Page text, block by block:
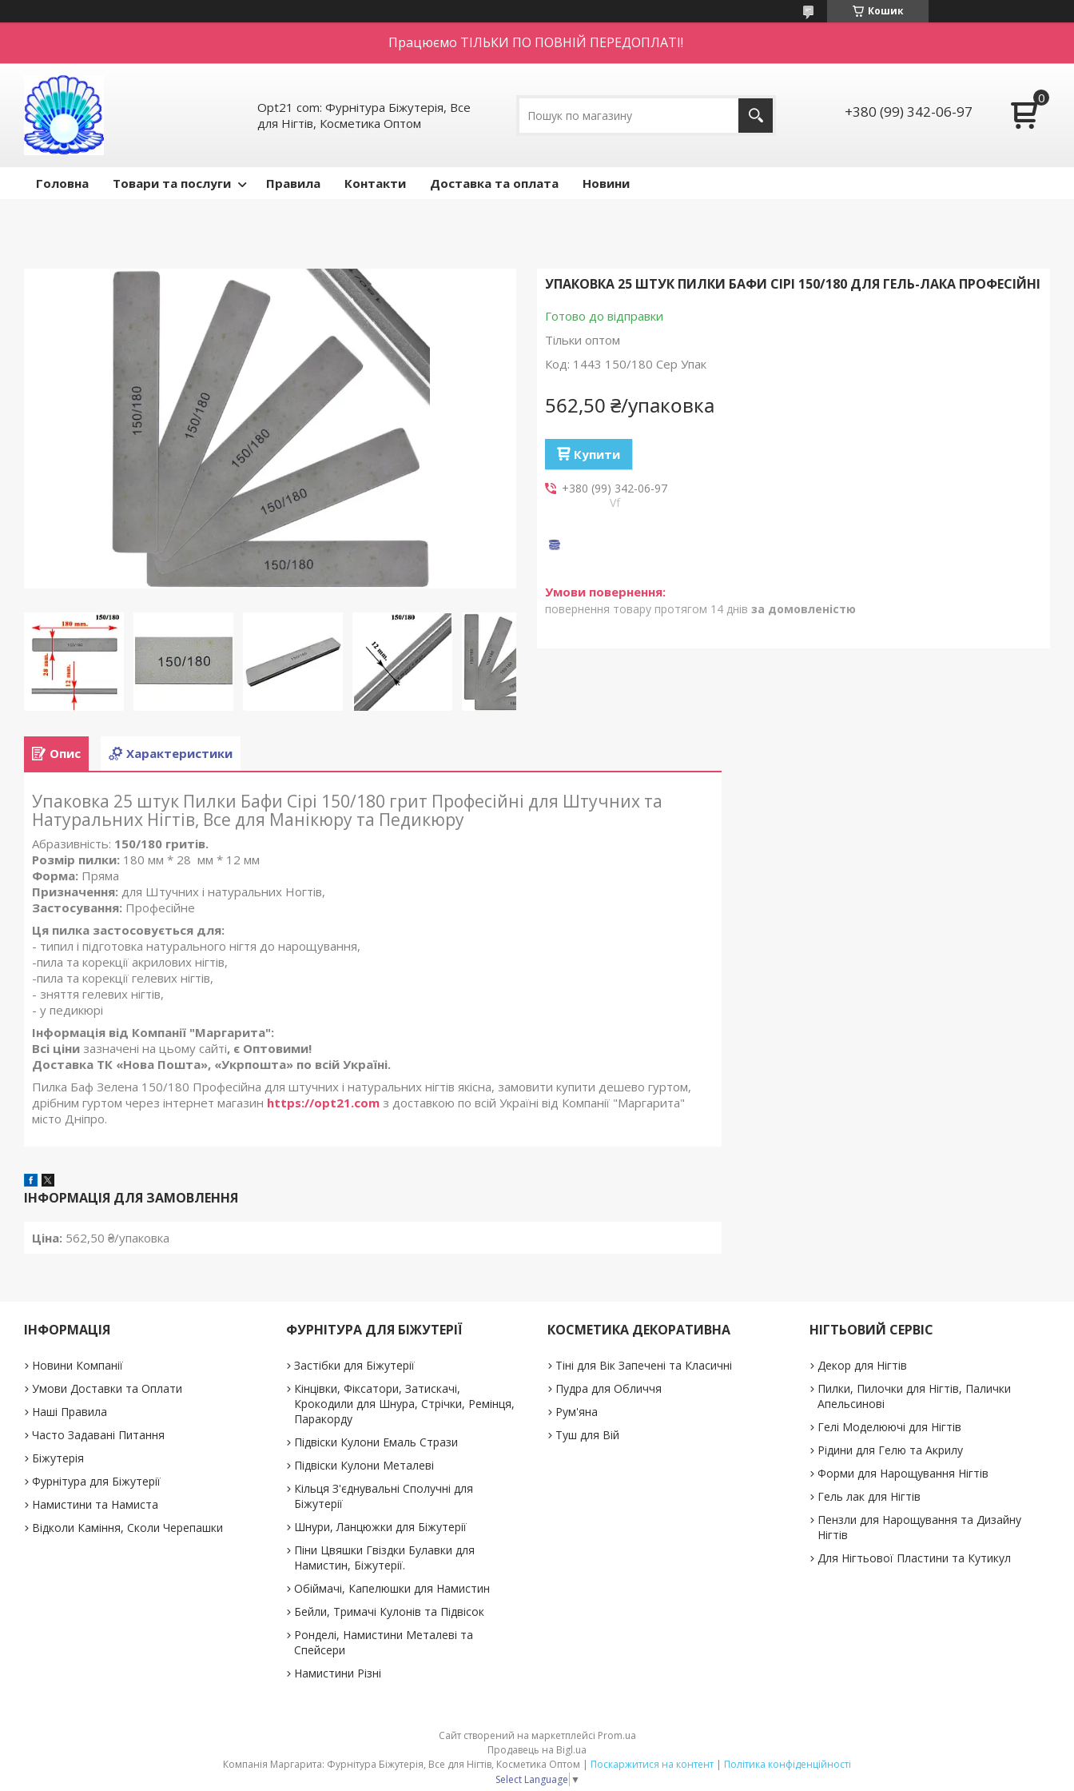
Кошик
Працюємо ТІЛЬКИ ПО ПОВНІЙ ПЕРЕДОПЛАТІ!
Opt21 com: Фурнітура Біжутерія, Все
для Нігтів, Косметика Оптом
+380 (99) 342-06-97
Головна Товари та послуги Правила Контакти Доставка та оплата Новини
УПАКОВКА 25 ШТУК ПИЛКИ БАФИ СІРІ 150/180 ДЛЯ ГЕЛЬ-ЛАКА ПРОФЕСІЙНІ
Готово до відправки
Тільки оптом
Код: 1443 150/180 Сер Упак
562,50 ₴/упаковка
Купити
+380 (99) 342-06-97
Vf
повернення товару протягом 14 днів за домовленістю
Опис Характеристики
Упаковка 25 штук Пилки Бафи Сірі 150/180 грит Професійні для Штучних та
Натуральних Нігтів, Все для Манікюру та Педикюру
Абразивність: 150/180 гритів.
Розмір пилки: 180 мм * 28 мм * 12 мм
Форма: Пряма
Призначення: для Штучних і натуральних Ногтів,
Застосування: Професійне
Ця пилка застосовується для:
- типил і підготовка натурального нігтя до нарощування,
-пила та корекції акрилових нігтів,
-пила та корекції гелевих нігтів,
- зняття гелевих нігтів,
- у педикюрі
Інформація від Компанії "Маргарита":
Всі ціни зазначені на цьому сайті, є Оптовими!
Доставка ТК «Нова Пошта», «Укрпошта» по всій Україні.
Пилка Баф Зелена 150/180 Професійна для штучних і натуральних нігтів якісна, замовити купити дешево гуртом,
дрібним гуртом через інтернет магазин https://opt21.com з доставкою по всій Україні від Компанії "Маргарита"
місто Дніпро.
ІНФОРМАЦІЯ ДЛЯ ЗАМОВЛЕННЯ
Ціна: 562,50 ₴/упаковка
ІНФОРМАЦІЯ
Новини Компанії
Умови Доставки та Оплати
Наші Правила
Часто Задавані Питання
Біжутерія
Фурнітура для Біжутерії
Намистини та Намиста
Відколи Каміння, Сколи Черепашки
ФУРНІТУРА ДЛЯ БІЖУТЕРІЇ
Застібки для Біжутерії
Кінцівки, Фіксатори, Затискачі,
Крокодили для Шнура, Стрічки, Ремінця,
Паракорду
Підвіски Кулони Емаль Стрази
Підвіски Кулони Металеві
Кільця З'єднувальні Сполучні для
Біжутерії
Шнури, Ланцюжки для Біжутерії
Піни Цвяшки Гвіздки Булавки для
Намистин, Біжутерії.
Обіймачі, Капелюшки для Намистин
Бейли, Тримачі Кулонів та Підвісок
Ронделі, Намистини Металеві та
Спейсери
Намистини Різні
КОСМЕТИКА ДЕКОРАТИВНА
Тіні для Вік Запечені та Класичні
Пудра для Обличчя
Рум'яна
Туш для Вій
НІГТЬОВИЙ СЕРВІС
Декор для Нігтів
Пилки, Пилочки для Нігтів, Палички
Апельсинові
Гелі Моделюючі для Нігтів
Рідини для Гелю та Акрилу
Форми для Нарощування Нігтів
Гель лак для Нігтів
Пензли для Нарощування та Дизайну
Нігтів
Для Нігтьової Пластини та Кутикул
Сайт створений на маркетплейсі Prom.ua
Продавець на Bigl.ua
Компанія Маргарита: Фурнітура Біжутерія, Все для Нігтів, Косметика Оптом | Поскаржитися на контент | Політика конфіденційності
Select Language ▼